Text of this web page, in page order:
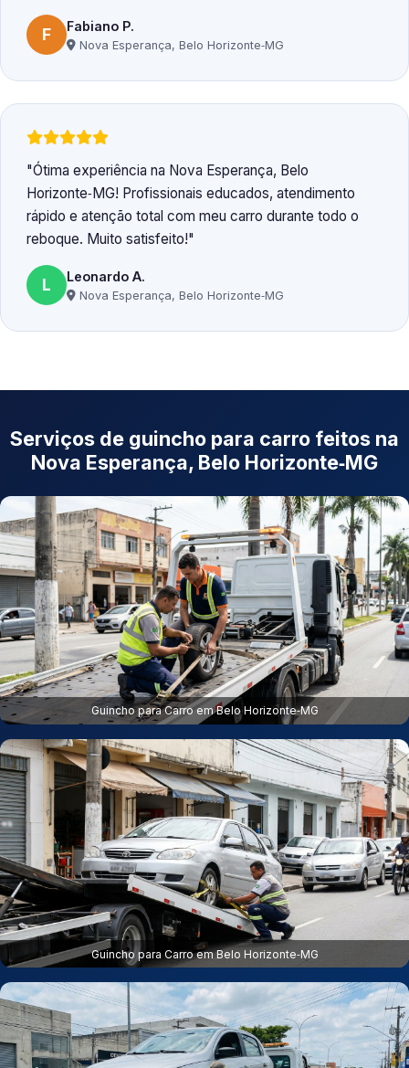
F Fabiano P.
Nova Esperança, Belo Horizonte‑MG
Ótima experiência na Nova Esperança, Belo
Horizonte‑MG! Profissionais educados, atendimento
rápido e atenção total com meu carro durante todo o
reboque. Muito satisfeito!
L Leonardo A.
Nova Esperança, Belo Horizonte‑MG
Serviços de guincho para carro feitos na
Nova Esperança, Belo Horizonte‑MG
Guincho para Carro em Belo Horizonte‑MG
Guincho para Carro em Belo Horizonte‑MG